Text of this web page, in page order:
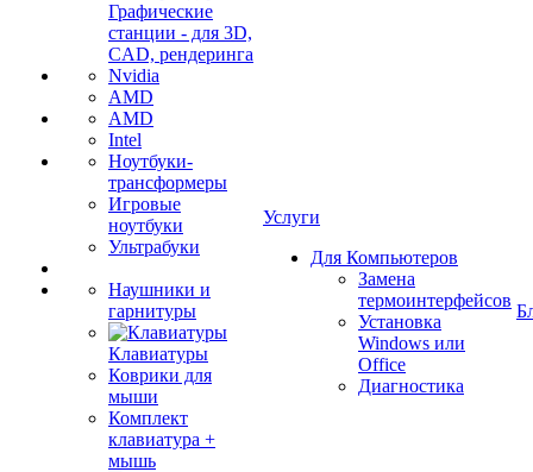
Графические
станции - для 3D,
CAD, рендеринга
Nvidia
AMD
AMD
Intel
Ноутбуки-
трансформеры
Игровые
ноутбуки
Ультрабуки
Наушники и
гарнитуры
Клавиатуры
Коврики для
мыши
Комплект
клавиатура +
мышь
Услуги
Для Компьютеров
Замена
термоинтерфейсов
Установка
Windows или
Office
Диагностика